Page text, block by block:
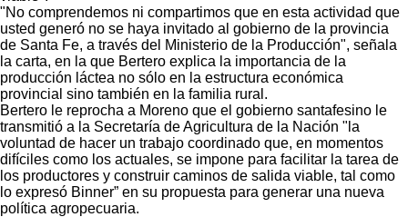
"No comprendemos ni compartimos que en esta actividad que
usted generó no se haya invitado al gobierno de la provincia
de Santa Fe, a través del Ministerio de la Producción", señala
la carta, en la que Bertero explica la importancia de la
producción láctea no sólo en la estructura económica
provincial sino también en la familia rural.
Bertero le reprocha a Moreno que el gobierno santafesino le
transmitió a la Secretaría de Agricultura de la Nación "la
voluntad de hacer un trabajo coordinado que, en momentos
difíciles como los actuales, se impone para facilitar la tarea de
los productores y construir caminos de salida viable, tal como
lo expresó Binner” en su propuesta para generar una nueva
política agropecuaria.